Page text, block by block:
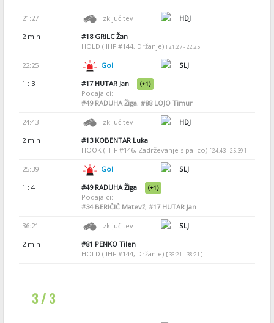
21:27 Izključitev
HDJ
2 min
#18GRILC Žan
HOLD (IIHF #144, Držanje) [ 21:27 - 22:25 ]
22:25 Gol
SLJ
1 : 3
#17HUTAR Jan (+1)
Podajalci:
#49RADUHA Žiga, #88LOJO Timur
24:43 Izključitev
HDJ
2 min
#13KOBENTAR Luka
HOOK (IIHF #146, Zadrževanje s palico) [ 24:43 - 25:39 ]
25:39 Gol
SLJ
1 : 4
#49RADUHA Žiga (+1)
Podajalci:
#34BERIČIČ Matevž, #17HUTAR Jan
36:21 Izključitev
SLJ
2 min
#81 PENKO Tilen
HOLD (IIHF #144, Držanje) [ 36:21 - 38:21 ]
3 / 3